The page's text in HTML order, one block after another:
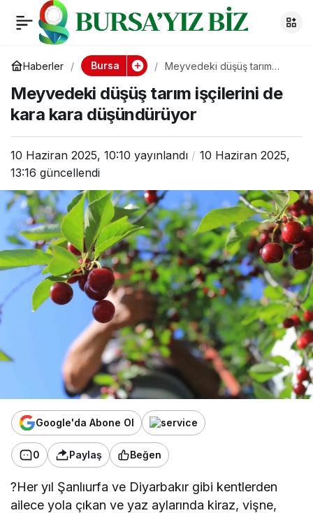
Haberler Bursa
Meyvedeki düşüş tarım
düşündürüyor
Meyvedeki düşüş tarım işçilerini de
kara kara düşündürüyor
10 Haziran 2025, 10:10 yayınlandı
10 Haziran 2025,
13:16 güncellendi
Google'da Abone Ol
0 Paylaş Beğen
?Her yıl Şanlıurfa ve Diyarbakır gibi kentlerden
ailece yola çıkan ve yaz aylarında kiraz, vişne,
Meyvedeki düşüş
tarım işçilerini de
kara kara
düşündürüyor